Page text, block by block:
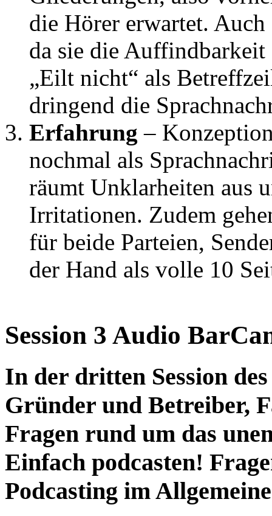
die Hörer erwartet.
da sie die
„Eilt nicht“ als
dringend die
Erfahrung –
nochmal als
räumt Unklarheiten aus
Irritationen. Zudem
für beide Parteien,
der Hand als volle 10
Session 3 Audio
In der dritten Session
Gründer und Betreiber,
Fragen rund um das
Einfach podcasten!
Podcasting im